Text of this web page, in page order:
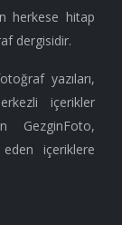
herkese hitap
dergisidir.
yazıları,
içerikler
GezginFoto,
içeriklere